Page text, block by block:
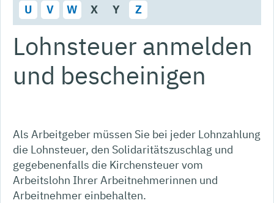
U
V W X Y Z
Lohnsteuer anmelden
und bescheinigen
Als Arbeitgeber müssen Sie bei jeder Lohnzahlung
die Lohnsteuer, den Solidaritätszuschlag und
gegebenenfalls die Kirchensteuer vom
Arbeitslohn Ihrer Arbeitnehmerinnen und
Arbeitnehmer einbehalten.